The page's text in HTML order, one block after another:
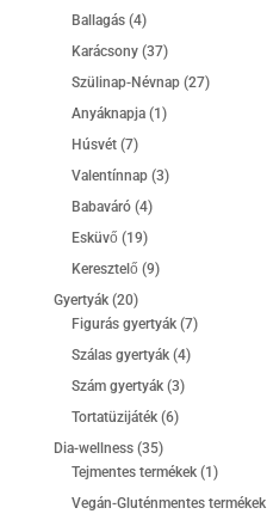
Ballagás 44
termék
Karácsony 3737
termék
Szülinap-Névnap 2727
Anyáknapja 1 1
Húsvét 77
termék
Valentínnap 33
Babaváró 44
termék
Esküvő 1919
termék
Keresztelő 99
Gyertyák 2020
termék
Figurás gyertyák 77
Szálas gyertyák 44
Szám gyertyák 33
Tortatüzijáték 66
Dia-wellness 3535
termék
Tejmentes termékek 1 1
termék
Vegán-Gluténmentes termékek